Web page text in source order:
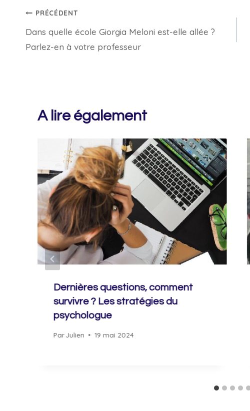
Navigation
de
PRÉCÉDENT
Dans quelle école Giorgia Meloni est-elle allée ?
Parlez-en à votre professeur
A lire également
Dernières questions, comment
survivre ? Les stratégies du
psychologue
ParJulien 19 mai 2024